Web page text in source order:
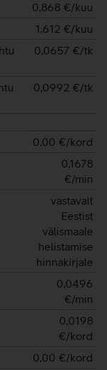
0,868 €/kuu
1,612 €/kuu
0,0657 €/tk
0,0992 €/tk
0,00 €/kord
0,1678
€/min
vastavalt
Eestist
välismaale
helistamise
hinnakirjale
0,0496
€/min
0,0198
€/kord
0,00 €/kord